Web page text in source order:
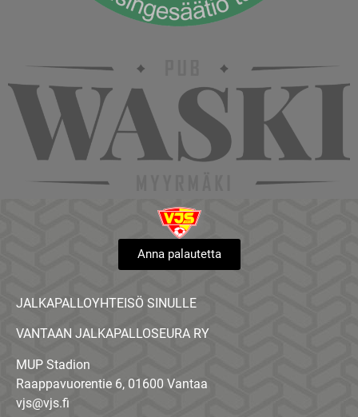
Anna palautetta
JALKAPALLOYHTEISÖ SINULLE
VANTAAN JALKAPALLOSEURA RY
MUP Stadion
Raappavuorentie 6, 01600 Vantaa
vjs@vjs.fi